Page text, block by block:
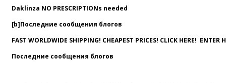
Daklinza NO PRESCRIPTIONs needed
[b]Последние сообщения блогов
FAST WORLDWIDE SHIPPING! CHEAPEST PRICES! CLICK HERE! ENTER
Последние сообщения блогов